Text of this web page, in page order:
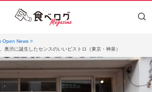
Open News
奥渋に誕生したセンスのいいビストロ（東京・神泉）